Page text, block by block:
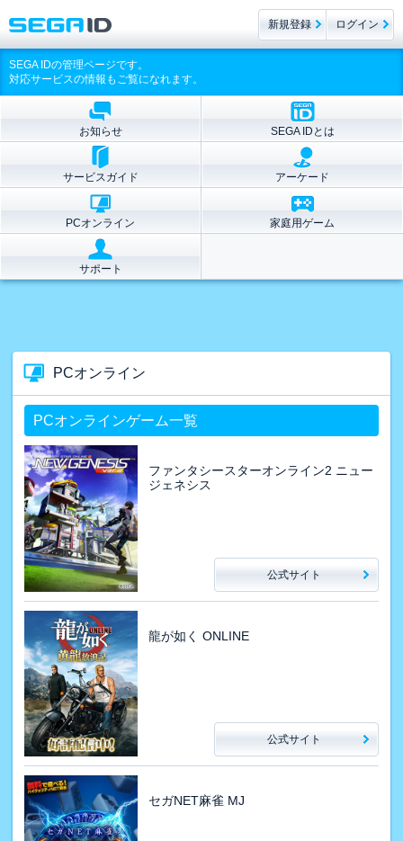
SEGA IDの管理ページです。
対応サービスの情報もご覧になれます。
お知らせ SEGA IDとは
サービスガイド アーケード
PCオンライン 家庭用ゲーム
サポート
PCオンライン
PCオンラインゲーム一覧
ファンタシースターオンライン2 ニュー
ジェネシス
公式サイト
龍が如く ONLINE
公式サイト
セガNET麻雀 MJ
新規登録 ログイン